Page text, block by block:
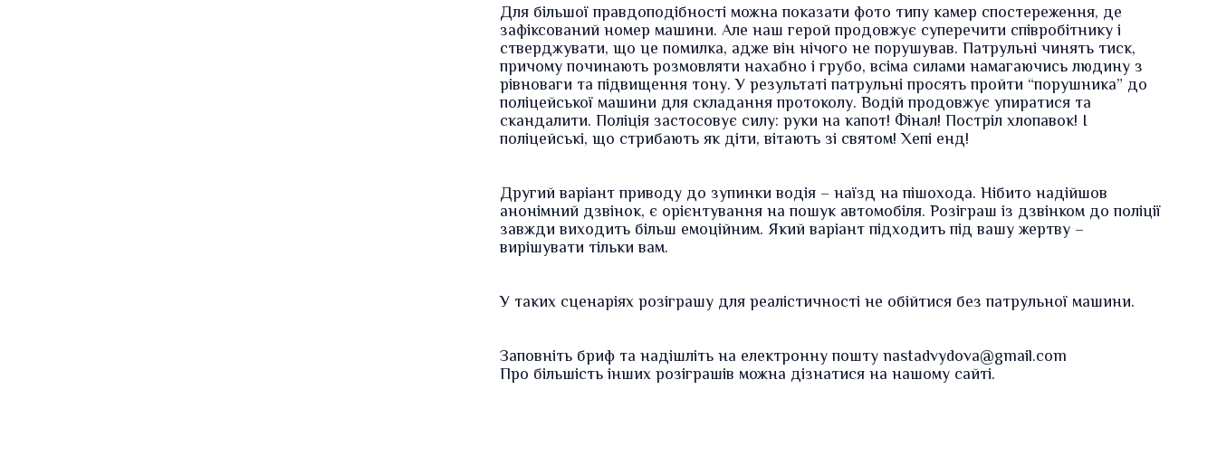
Для більшої правдоподібності можна показати фото типу камер спостереження, де
зафіксований номер машини. Але наш герой продовжує суперечити співробітнику і
стверджувати, що це помилка, адже він нічого не порушував. Патрульні чинять тиск,
причому починають розмовляти нахабно і грубо, всіма силами намагаючись людину з
рівноваги та підвищення тону. У результаті патрульні просять пройти “порушника” до
поліцейської машини для складання протоколу. Водій продовжує упиратися та
скандалити. Поліція застосовує силу: руки на капот! Фінал! Постріл хлопавок! І
поліцейські, що стрибають як діти, вітають зі святом! Хепі енд!
Другий варіант приводу до зупинки водія – наїзд на пішохода. Нібито надійшов
анонімний дзвінок, є орієнтування на пошук автомобіля. Розіграш із дзвінком до поліції
завжди виходить більш емоційним. Який варіант підходить під вашу жертву –
вирішувати тільки вам.
У таких сценаріях розіграшу для реалістичності не обійтися без патрульної машини.
Заповніть брифта надішліть на електронну пошту nastadvydova@gmail.com
Про більшість іншихрозіграшів можна дізнатися на нашому сайті.